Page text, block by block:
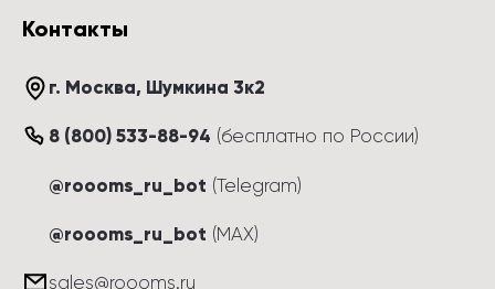
Контакты
г. Москва, Шумкина 3к2
8 (800) 533-88-94 (бесплатно по России)
@roooms_ru_bot (Telegram)
@roooms_ru_bot (MAX)
sales@roooms.ru